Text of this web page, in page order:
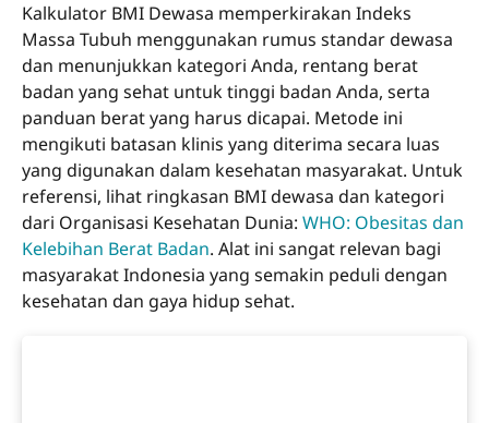
Kalkulator BMI Dewasa memperkirakan Indeks
Massa Tubuh menggunakan rumus standar dewasa
dan menunjukkan kategori Anda, rentang berat
badan yang sehat untuk tinggi badan Anda, serta
panduan berat yang harus dicapai. Metode ini
mengikuti batasan klinis yang diterima secara luas
yang digunakan dalam kesehatan masyarakat. Untuk
referensi, lihat ringkasan BMI dewasa dan kategori
dari Organisasi Kesehatan Dunia: WHO: Obesitas dan
Kelebihan Berat Badan. Alat ini sangat relevan bagi
masyarakat Indonesia yang semakin peduli dengan
kesehatan dan gaya hidup sehat.